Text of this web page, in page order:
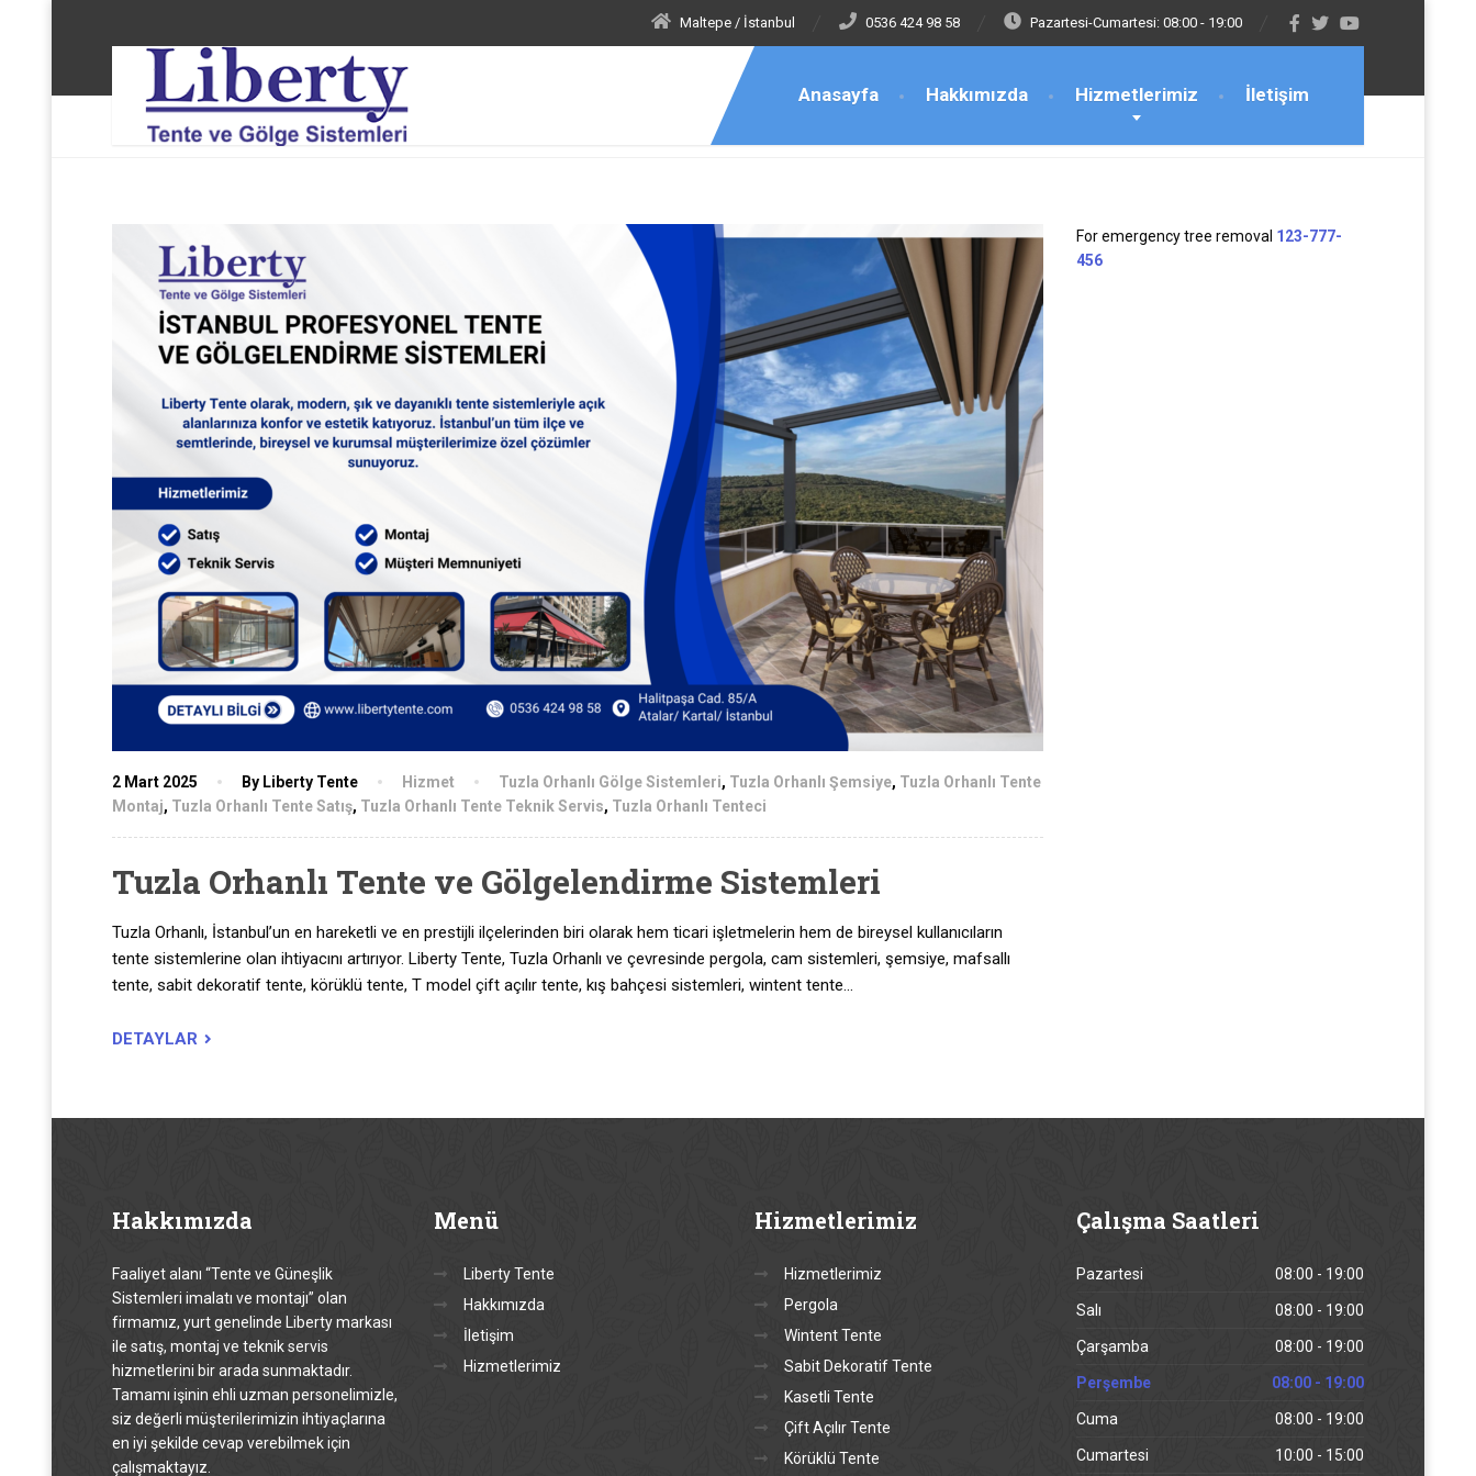
Maltepe / İstanbul 0536 424 98 58 Pazartesi-Cumartesi: 08:00 - 19:00
Anasayfa Hakkımızda Hizmetlerimiz İletişim
Liberty Tente ve Gölge Sistemleri Tuzla Orhanlı Tenteci
2 Mart 2025 By Liberty Tente Hizmet Tuzla Orhanlı Gölge Sistemleri, Tuzla Orhanlı Şemsiye, Tuzla Orhanlı Tente
Montaj, Tuzla Orhanlı Tente Satış, Tuzla Orhanlı Tente Teknik Servis, Tuzla Orhanlı Tenteci
Tuzla Orhanlı Tente ve Gölgelendirme Sistemleri
Tuzla Orhanlı, İstanbul’un en hareketli ve en prestijli ilçelerinden biri olarak hem ticari işletmelerin hem de bireysel kullanıcıların
tente sistemlerine olan ihtiyacını artırıyor. Liberty Tente, Tuzla Orhanlı ve çevresinde pergola, cam sistemleri, şemsiye, mafsallı
tente, sabit dekoratif tente, körüklü tente, T model çift açılır tente, kış bahçesi sistemleri, wintent tente…
DETAYLAR
For emergency tree removal 123-777-
456
Hakkımızda
Faaliyet alanı “Tente ve Güneşlik
Sistemleri imalatı ve montajı” olan
firmamız, yurt genelinde Liberty markası
ile satış, montaj ve teknik servis
hizmetlerini bir arada sunmaktadır.
Tamamı işinin ehli uzman personelimizle,
siz değerli müşterilerimizin ihtiyaçlarına
en iyi şekilde cevap verebilmek için
çalışmaktayız.
Menü
Liberty Tente
Hakkımızda
İletişim
Hizmetlerimiz
Hizmetlerimiz
Hizmetlerimiz
Pergola
Wintent Tente
Sabit Dekoratif Tente
Kasetli Tente
Çift Açılır Tente
Körüklü Tente
Çalışma Saatleri
Pazartesi 08:00 - 19:00
Salı 08:00 - 19:00
Çarşamba 08:00 - 19:00
Perşembe 08:00 - 19:00
Cuma 08:00 - 19:00
Cumartesi 10:00 - 15:00